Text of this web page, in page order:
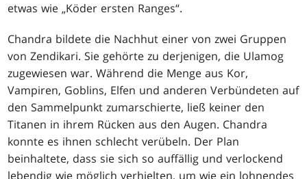
etwas wie „Köder ersten Ranges“.
Chandra bildete die Nachhut einer von zwei Gruppen
von Zendikari. Sie gehörte zu derjenigen, die Ulamog
zugewiesen war. Während die Menge aus Kor,
Vampiren, Goblins, Elfen und anderen Verbündeten auf
den Sammelpunkt zumarschierte, ließ keiner den
Titanen in ihrem Rücken aus den Augen. Chandra
konnte es ihnen schlecht verübeln. Der Plan
beinhaltete, dass sie sich so auffällig und verlockend
lebendig wie möglich verhielten, um wie ein lohnendes